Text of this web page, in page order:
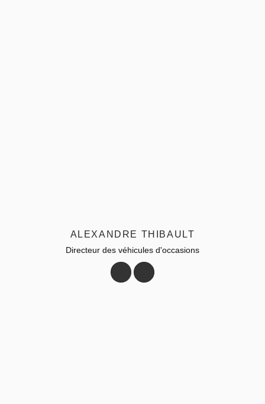
ALEXANDRE THIBAULT
Directeur des véhicules d'occasions